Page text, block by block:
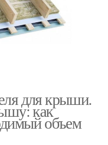
для крыши.
как
объем